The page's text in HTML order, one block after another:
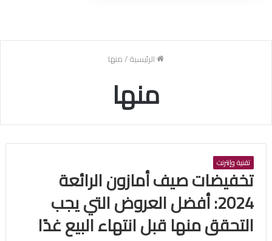
الرئيسية/منها
منها
تقنية وإنترنت
تخفيضات صيف أمازون الرائعة
2024: أفضل العروض التي يجب
التحقق منها قبل انتهاء البيع غدًا